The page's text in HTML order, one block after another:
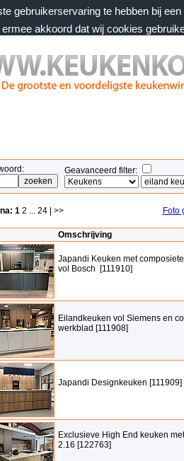
gebruikerservaring te hebben bij
akkoord dat wij cookies
uur
Geavanceerd filter:
1 2 ... 24 | >> Foto
Omschrijving
Japandi Keuken met
vol Bosch [111910]
Eilandkeuken vol Siemens en
werkblad [111908]
Japandi Designkeuken [111909]
Exclusieve High End keuken
2.16 [122763]